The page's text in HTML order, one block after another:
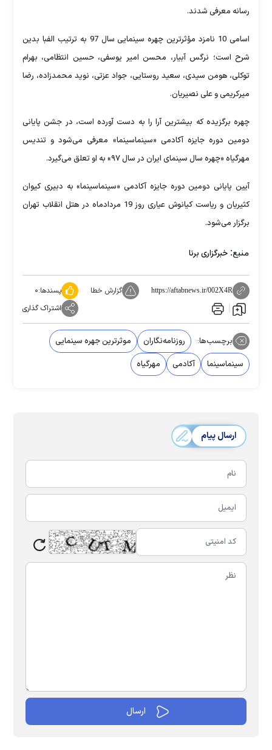
رسانه معرفی شدند.
اسامی 10 نامزد مؤثرترین چهره سینمایی سال 97 به ترتیب الفبا بدین
شرح است؛ نرگس آبیار، محسن امیر یوسفی، حسین انتظامی، بهرام
توکلی، هومن سیدی، سعید روستایی، جواد عزتی، نوید محمدزاده، رضا
میرکریمی و علی نصیریان.
چهره برگزیده که بیشترین آرا را به دست آورده است، در جشن پایانی
دومین دوره جایزه آکادمی «سینماسینما» معرفی می‌شود و تندیس
مهرگیاه «چهره سال سینمای ایران در سال ۹۷» به او تعلق می‌گیرد.
آیین پایانی دومین دوره جایزه آکادمی «سینماسینما» به دبیری کیوان
کثیریان و ریاست کیانوش عیاری روز 19 مردادماه در هتل انقلاب تهران
برگزار می‌شود.
منبع: خبرگزاری برنا
https://aftabnews.ir/002X4R گزارش خطا پسندها:۰
اشتراک گذاری
برچسب‌ها: روزنامه‌نگاران
موثرترین جهره‌ سینمایی
سینماسینما
آکادمی مهرگیاه
ارسال پیام